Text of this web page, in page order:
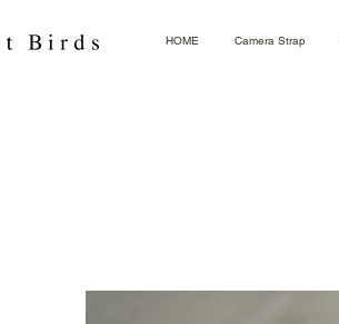
HOME Camera Strap